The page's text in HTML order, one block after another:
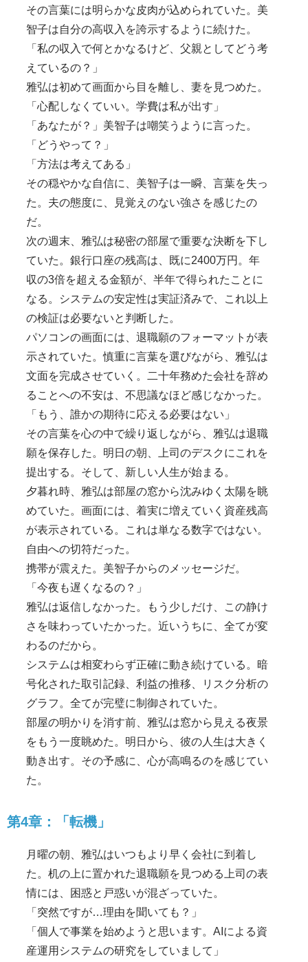
その言葉には明らかな皮肉が込められていた。美
智子は自分の高収入を誇示するように続けた。
「私の収入で何とかなるけど、父親としてどう考
えているの？」
雅弘は初めて画面から目を離し、妻を見つめた。
「心配しなくていい。学費は私が出す」
「あなたが？」美智子は嘲笑うように言った。
「どうやって？」
「方法は考えてある」
その穏やかな自信に、美智子は一瞬、言葉を失っ
た。夫の態度に、見覚えのない強さを感じたの
だ。
次の週末、雅弘は秘密の部屋で重要な決断を下し
ていた。銀行口座の残高は、既に2400万円。年
収の3倍を超える金額が、半年で得られたことに
なる。システムの安定性は実証済みで、これ以上
の検証は必要ないと判断した。
パソコンの画面には、退職願のフォーマットが表
示されていた。慎重に言葉を選びながら、雅弘は
文面を完成させていく。二十年務めた会社を辞め
ることへの不安は、不思議なほど感じなかった。
「もう、誰かの期待に応える必要はない」
その言葉を心の中で繰り返しながら、雅弘は退職
願を保存した。明日の朝、上司のデスクにこれを
提出する。そして、新しい人生が始まる。
夕暮れ時、雅弘は部屋の窓から沈みゆく太陽を眺
めていた。画面には、着実に増えていく資産残高
が表示されている。これは単なる数字ではない。
自由への切符だった。
携帯が震えた。美智子からのメッセージだ。
「今夜も遅くなるの？」
雅弘は返信しなかった。もう少しだけ、この静け
さを味わっていたかった。近いうちに、全てが変
わるのだから。
システムは相変わらず正確に動き続けている。暗
号化された取引記録、利益の推移、リスク分析の
グラフ。全てが完璧に制御されていた。
部屋の明かりを消す前、雅弘は窓から見える夜景
をもう一度眺めた。明日から、彼の人生は大きく
動き出す。その予感に、心が高鳴るのを感じてい
た。
第4章：「転機」
月曜の朝、雅弘はいつもより早く会社に到着し
た。机の上に置かれた退職願を見つめる上司の表
情には、困惑と戸惑いが混ざっていた。
「突然ですが…理由を聞いても？」
「個人で事業を始めようと思います。AIによる資
産運用システムの研究をしていまして」